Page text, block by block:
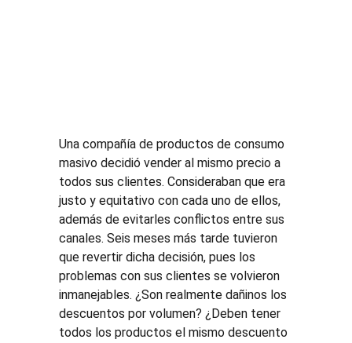
​Una compañía de productos de consumo
masivo decidió vender al mismo precio a
todos sus clientes. Consideraban que era
justo y equitativo con cada uno de ellos,
además de evitarles conflictos entre sus
canales. Seis meses más tarde tuvieron
que revertir dicha decisión, pues los
problemas con sus clientes se volvieron
inmanejables. ¿Son realmente dañinos los
descuentos por volumen? ¿Deben tener
todos los productos el mismo descuento